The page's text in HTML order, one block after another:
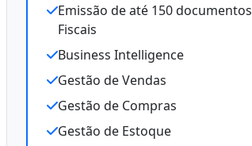
Emissão de até 150 documentos
Fiscais
Business Intelligence
Gestão de Vendas
Gestão de Compras
Gestão de Estoque